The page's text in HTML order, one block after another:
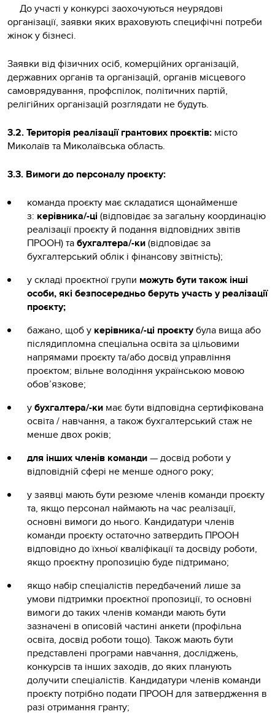
До участі у конкурсі заохочуються неурядові
організації, заявки яких враховують специфічні потреби
жінок у бізнесі.
Заявки від фізичних осіб, комерційних організацій,
державних органів та організацій, органів місцевого
самоврядування, профспілок, політичних партій,
релігійних організацій розглядати не будуть.
3.2. Територія реалізації грантових проєктів: місто
Миколаїв та Миколаївська область.
3.3. Вимоги до персоналу проєкту:
команда проєкту має складатися щонайменше
з: керівника/-ці (відповідає за загальну координацію
реалізації проєкту й подання відповідних звітів
ПРООН) табухгалтера/-ки(відповідає за
бухгалтерський облік і фінансову звітність);
у складі проєктної групи можуть бути також інші
особи, які безпосередньо беруть участь у реалізації
проєкту;
бажано, щоб у керівника/-ці проєктубула вища або
післядипломна спеціальна освіта за цільовими
напрямами проєкту та/або досвід управління
проєктом; вільне володіння українською мовою
обов’язкове;
убухгалтера/-ки має бути відповідна сертифікована
освіта / навчання, а також бухгалтерський стаж не
менше двох років;
для інших членів команди— досвід роботи у
відповідній сфері не менше одного року;
у заявці мають бути резюме членів команди проєкту
та, якщо персонал наймають на час реалізації,
основні вимоги до нього. Кандидатури членів
команди проєкту остаточно затвердить ПРООН
відповідно до їхньої кваліфікації та досвіду роботи,
якщо проєктну пропозицію буде підтримано;
якщо набір спеціалістів передбачений лише за
умови підтримки проєктної пропозиції, то основні
вимоги до таких членів команди мають бути
зазначені в описовій частині анкети (профільна
освіта, досвід роботи тощо). Також мають бути
представлені програми навчання, досліджень,
конкурсів та інших заходів, до яких планують
долучити спеціалістів. Кандидатури членів команди
проєкту потрібно подати ПРООН для затвердження в
разі отримання гранту;